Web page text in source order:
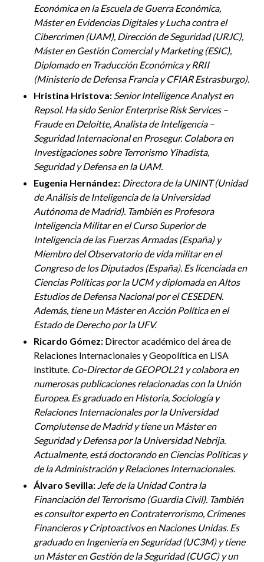
Económica en la Escuela de Guerra Económica,
Máster en Evidencias Digitales y Lucha contra el
Cibercrimen (UAM), Dirección de Seguridad (URJC),
Máster en Gestión Comercial y Marketing (ESIC),
Diplomado en Traducción Económica y RRII
(Ministerio de Defensa Francia y CFIAR Estrasburgo).
Hristina Hristova: Senior Intelligence Analyst en
Repsol. Ha sido Senior Enterprise Risk Services –
Fraude en Deloitte, Analista de Inteligencia –
Seguridad Internacional en Prosegur. Colabora en
Investigaciones sobre Terrorismo Yihadista,
Seguridad y Defensa en la UAM.
Eugenia Hernández: Directora de la UNINT (Unidad
de Análisis de Inteligencia de la Universidad
Autónoma de Madrid). También es Profesora
Inteligencia Militar en el Curso Superior de
Inteligencia de las Fuerzas Armadas (España) y
Miembro del Observatorio de vida militar en el
Congreso de los Diputados (España). Es licenciada en
Ciencias Políticas por la UCM y diplomada en Altos
Estudios de Defensa Nacional por el CESEDEN.
Además, tiene un Máster en Acción Política en el
Estado de Derecho por la UFV.
Ricardo Gómez: Director académico del área de
Relaciones Internacionales y Geopolítica en LISA
Institute. Co-Director de GEOPOL21 y colabora en
numerosas publicaciones relacionadas con la Unión
Europea. Es graduado en Historia, Sociología y
Relaciones Internacionales por la Universidad
Complutense de Madrid y tiene un Máster en
Seguridad y Defensa por la Universidad Nebrija.
Actualmente, está doctorando en Ciencias Políticas y
de la Administración y Relaciones Internacionales.
Álvaro Sevilla: Jefe de la Unidad Contra la
Financiación del Terrorismo (Guardia Civil). También
es consultor experto en Contraterrorismo, Crímenes
Financieros y Criptoactivos en Naciones Unidas. Es
graduado en Ingeniería en Seguridad (UC3M) y tiene
un Máster en Gestión de la Seguridad (CUGC) y un